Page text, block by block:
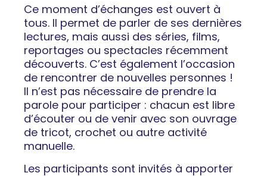
Ce moment d’échanges est ouvert à
tous. Il permet de parler de ses dernières
lectures, mais aussi des séries, films,
reportages ou spectacles récemment
découverts. C’est également l’occasion
de rencontrer de nouvelles personnes !
Il n’est pas nécessaire de prendre la
parole pour participer : chacun est libre
d’écouter ou de venir avec son ouvrage
de tricot, crochet ou autre activité
manuelle.
Les participants sont invités à apporter